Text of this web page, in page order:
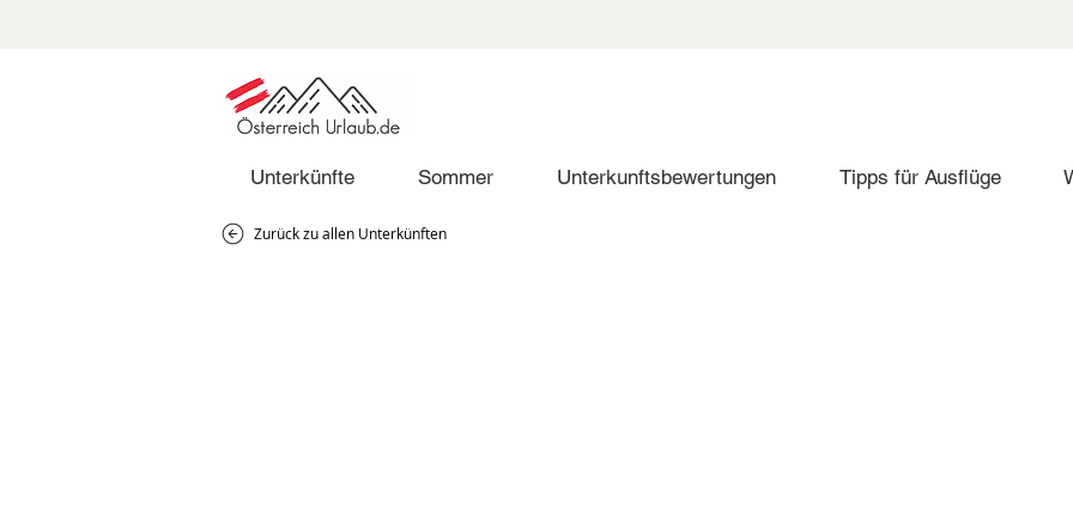
Unterkünfte Sommer Unterkunftsbewertungen Tipps für Ausflüge
Zurück zu allen Unterkünften